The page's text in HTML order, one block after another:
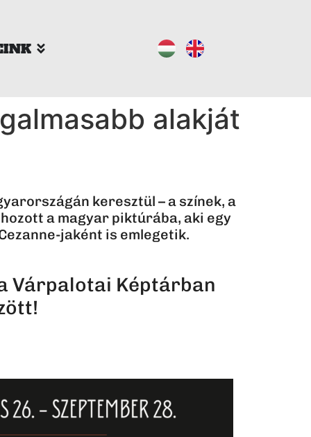
alakját
keresztül – a színek, a
a magyar piktúrába, aki egy
jaként is emlegetik.
Várpalotai Képtárban